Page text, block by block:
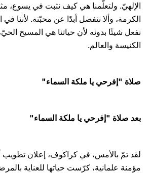
الإلهيّ. ولتعلّمنا هي كيف نثبت في يسوع،
الكرمة، وألا ننفصل أبدًا عن محبّته. لأننا في
نفعل شيئًا بدونه لأن حياتنا هي المسيح
الكنيسة والعالم.
صلاة "إفرحي يا ملكة السماء"
بعد صلاة "إفرحي يا ملكة السماء"
لقد تمّ بالأمس، في كراكوف، إعلان تطويب
مؤمنة علمانية، كرّست حياتها للعناية